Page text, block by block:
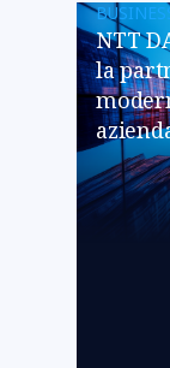
NTT
la